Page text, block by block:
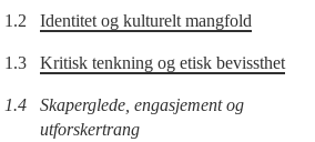
1.2 Identitet og kulturelt mangfold
1.3 Kritisk tenkning og etisk bevissthet
1.4
Skaperglede, engasjement og
utforskertrang